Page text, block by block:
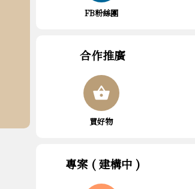
FB粉絲團
合作推廣
shopping_basket
買好物
專案 ( 建構中 )